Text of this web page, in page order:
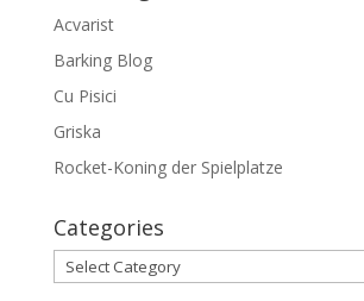
Acvarist
Barking Blog
Cu Pisici
Griska
Rocket-Koning der Spielplatze
Categories
Categories